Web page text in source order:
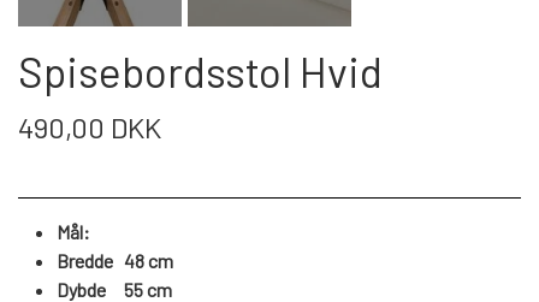
DAYBED/CHAISELONG
ENTRE
BELYSNING
SPEJLE
SPEJLE
VÆGPANELER
SPEJLE
PARKERING
MONTERING & LEVERING
Spisebordsstol Hvid
490,00 DKK
Mål:
Bredde 48 cm
Dybde 55 cm